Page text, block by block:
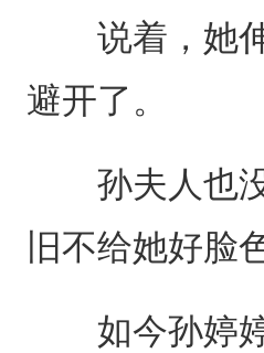
说着，她伸
避开了。
孙夫人也没
旧不给她好脸
如今孙婷婷